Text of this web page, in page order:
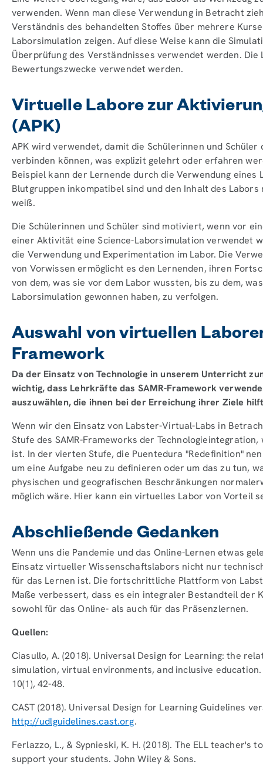
verwenden. Wenn man diese Verwendung in Betracht
Verständnis des behandelten Stoffes über mehrere
Laborsimulation zeigen. Auf diese Weise kann die
Überprüfung des Verständnisses verwendet werden.
Bewertungszwecke verwendet werden.
Virtuelle Labore zur
(APK)
APK wird verwendet, damit die Schülerinnen und
verbinden können, was explizit gelehrt oder erfahren
Beispiel kann der Lernende durch die Verwendung eines
Blutgruppen inkompatibel sind und den Inhalt des
weiß.
Die Schülerinnen und Schüler sind motiviert, wenn vor
einer Aktivität eine Science-Laborsimulation verwendet
die Verwendung und Experimentation im Labor. Die
von Vorwissen ermöglicht es den Lernenden, ihren
von dem, was sie vor dem Labor wussten, bis zu dem,
Laborsimulation gewonnen haben, zu verfolgen.
Auswahl von virtuellen
Framework
Da der Einsatz von Technologie in unserem Unterricht
wichtig, dass Lehrkräfte das SAMR-Framework
auszuwählen, die ihnen bei der Erreichung ihrer Ziele
Wenn wir den Einsatz von Labster-Virtual-Labs in
Stufe des SAMR-Frameworks der
ist. In der vierten Stufe, die Puentedura "Redefinition"
um eine Aufgabe neu zu definieren oder um das zu tun,
physischen und geografischen Beschränkungen
möglich wäre. Hier kann ein virtuelles Labor von Vorteil
Abschließende Gedanken
Wenn uns die Pandemie und das Online-Lernen etwas
Einsatz virtueller Wissenschaftslabors nicht nur
für das Lernen ist. Die fortschrittliche Plattform von
Maße verbessert, dass es ein integraler Bestandteil der
sowohl für das Online- als auch für das Präsenzlernen.
Quellen:
Ciasullo, A. (2018). Universal Design for Learning: the
simulation, virtual environments, and inclusive
10(1), 42-48.
CAST (2018). Universal Design for Learning Guidelines
http://udlguidelines.cast.org.
Ferlazzo, L., & Sypnieski, K. H. (2018). The ELL
support your students. John Wiley & Sons.